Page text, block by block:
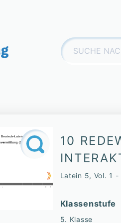
Suchen
nach:
10
Latein 5, Vol. 1 -
Klassenstufe
5. Klasse